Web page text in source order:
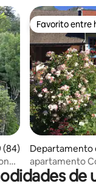
promedio: 4,99
(84)
Favorito entre
Favorito entre
Departamento
mon
apartamento
de